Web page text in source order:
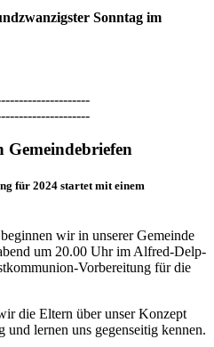
Sonntag im
Gemeindebriefen
für 2024 startet mit einem
wir in unserer Gemeinde
um 20.00 Uhr im Alfred-Delp-
Vorbereitung für die
die Eltern über unser Konzept
lernen uns gegenseitig kennen.